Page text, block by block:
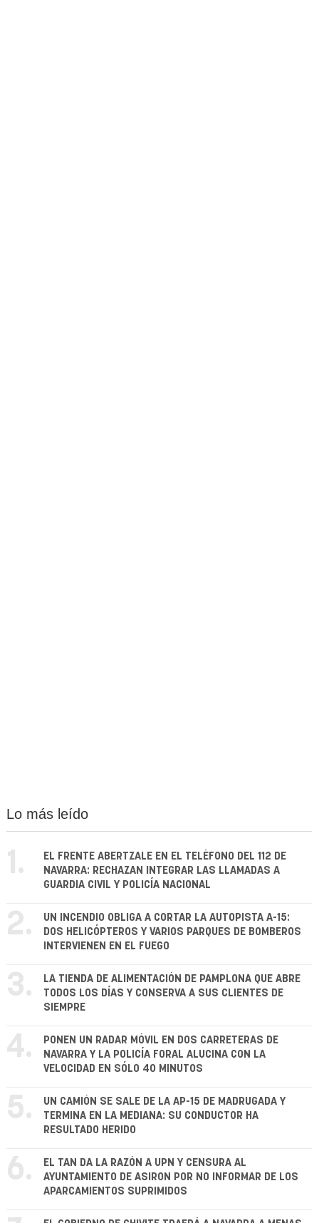
Lo más leído
1.
EL FRENTE ABERTZALE EN EL TELÉFONO DEL 112 DE
NAVARRA: RECHAZAN INTEGRAR LAS LLAMADAS A
GUARDIA CIVIL Y POLICÍA NACIONAL
2.
UN INCENDIO OBLIGA A CORTAR LA AUTOPISTA A-15:
DOS HELICÓPTEROS Y VARIOS PARQUES DE BOMBEROS
INTERVIENEN EN EL FUEGO
3.
LA TIENDA DE ALIMENTACIÓN DE PAMPLONA QUE ABRE
TODOS LOS DÍAS Y CONSERVA A SUS CLIENTES DE
SIEMPRE
4.
PONEN UN RADAR MÓVIL EN DOS CARRETERAS DE
NAVARRA Y LA POLICÍA FORAL ALUCINA CON LA
VELOCIDAD EN SÓLO 40 MINUTOS
5.
UN CAMIÓN SE SALE DE LA AP-15 DE MADRUGADA Y
TERMINA EN LA MEDIANA: SU CONDUCTOR HA
RESULTADO HERIDO
6.
EL TAN DA LA RAZÓN A UPN Y CENSURA AL
AYUNTAMIENTO DE ASIRON POR NO INFORMAR DE LOS
APARCAMIENTOS SUPRIMIDOS